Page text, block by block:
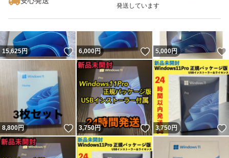
発送しています
15,625円 いいね！
6,000円 いいね！
5,000円
8,800円 いいね！
3,750円 いいね！
3,750円